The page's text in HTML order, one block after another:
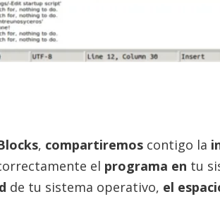
, compartiremos contigo la
el programa en tu
de tu sistema operativo, el